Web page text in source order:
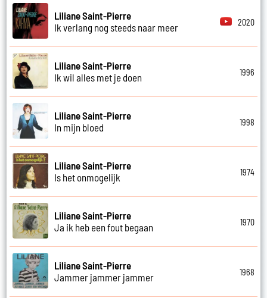
Liliane Saint-Pierre
Ik verlang nog steeds naar meer
2020
Liliane Saint-Pierre
Ik wil alles met je doen
1996
Liliane Saint-Pierre
In mijn bloed
1998
Liliane Saint-Pierre
Is het onmogelijk
1974
Liliane Saint-Pierre
Ja ik heb een fout begaan
1970
Liliane Saint-Pierre
Jammer jammer jammer
1968